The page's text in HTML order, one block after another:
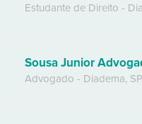
Estudante de Direito -
Sousa Junior
Advogado - Diadema, SP